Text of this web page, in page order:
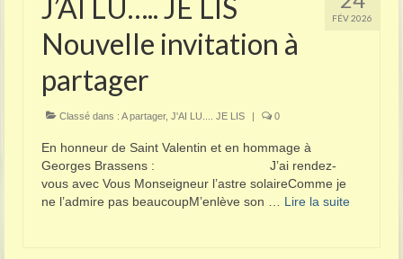
FÉV 2026
J’AI LU….. JE LIS
Nouvelle invitation à
partager
Classé dans : A partager, J'AI LU.... JE LIS | 0
En honneur de Saint Valentin et en hommage à
Georges Brassens : J’ai rendez-
vous avec Vous Monseigneur l’astre solaireComme je
ne l’admire pas beaucoupM’enlève son … Lire la suite­­